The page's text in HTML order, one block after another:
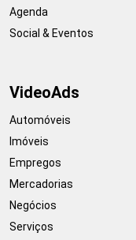
Agenda
Social & Eventos
VideoAds
Automóveis
Imóveis
Empregos
Mercadorias
Negócios
Serviços